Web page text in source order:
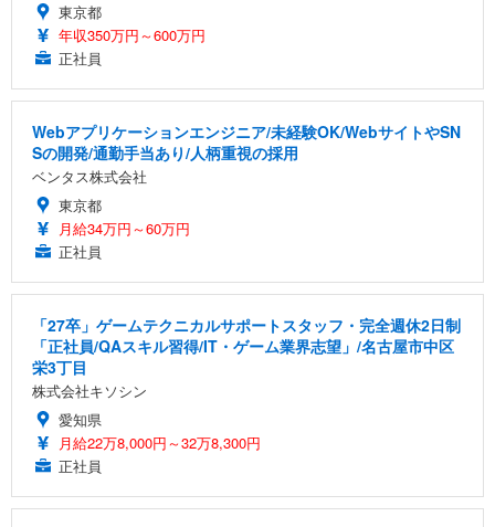
東京都
年収350万円～600万円
正社員
Webアプリケーションエンジニア/未経験OK/WebサイトやSN
Sの開発/通勤手当あり/人柄重視の採用
ベンタス株式会社
東京都
月給34万円～60万円
正社員
「27卒」ゲームテクニカルサポートスタッフ・完全週休2日制
「正社員/QAスキル習得/IT・ゲーム業界志望」/名古屋市中区
栄3丁目
株式会社キソシン
愛知県
月給22万8,000円～32万8,300円
正社員